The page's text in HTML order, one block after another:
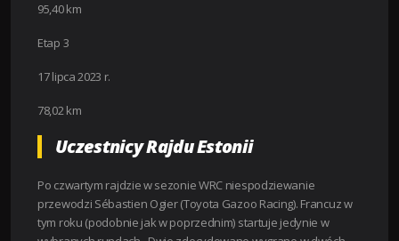
95,40 km
Etap 3
17 lipca 2023 r.
78,02 km
Uczestnicy Rajdu Estonii
Po czwartym rajdzie w sezonie WRC niespodziewanie
przewodzi Sébastien Ogier (Toyota Gazoo Racing). Francuz w
tym roku (podobnie jak w poprzednim) startuje jedynie w